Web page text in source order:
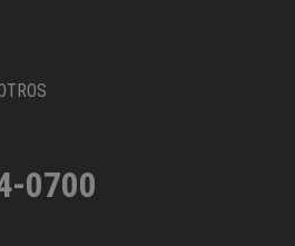
0700